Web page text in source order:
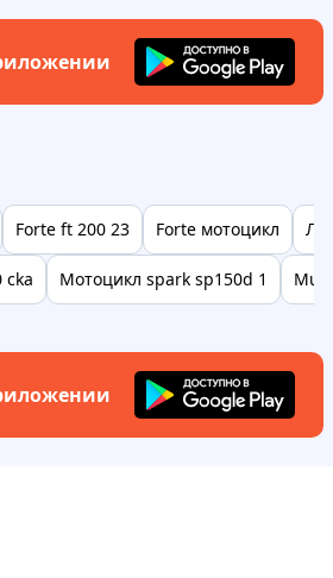
Forte ft 200 23 Forte мотоцикл
cka Мотоцикл spark sp150d 1